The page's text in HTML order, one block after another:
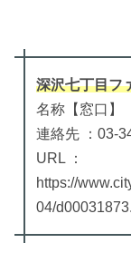
深沢七丁目フ
名称【窓口】
連絡先 ：03-
URL ：
https://
04/